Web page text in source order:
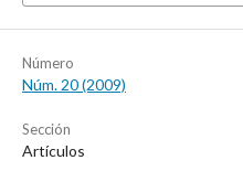
Número
Núm. 20 (2009)
Sección
Artículos